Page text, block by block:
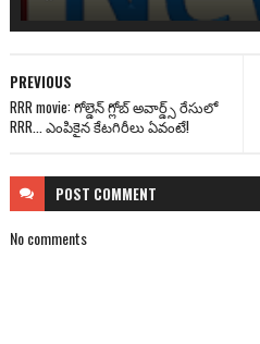
PREVIOUS
RRR movie: గోల్డెన్ గ్లోబ్ అవార్డ్స్‌ రేసులో
RRR... ఎంపికైన కేటగిరీలు ఏవంటే!
POST COMMENT
No comments